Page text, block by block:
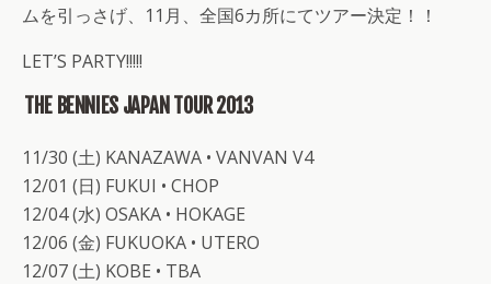
ムを引っさげ、11月、全国6カ所にてツアー決定！！
LET’S PARTY!!!!!
THE BENNIES JAPAN TOUR 2013
11/30 (土) KANAZAWA • VANVAN V4
12/01 (日) FUKUI • CHOP
12/04 (水) OSAKA • HOKAGE
12/06 (金) FUKUOKA • UTERO
12/07 (土) KOBE • TBA